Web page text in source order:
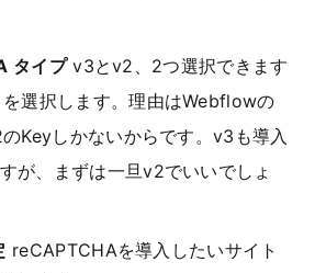
タイプv3とv2、2つ選択できます
選択します。理由はWebflowの
Keyしかないからです。v3も導入
が、まずは一旦v2でいいでしょ
reCAPTCHAを導入したいサイト